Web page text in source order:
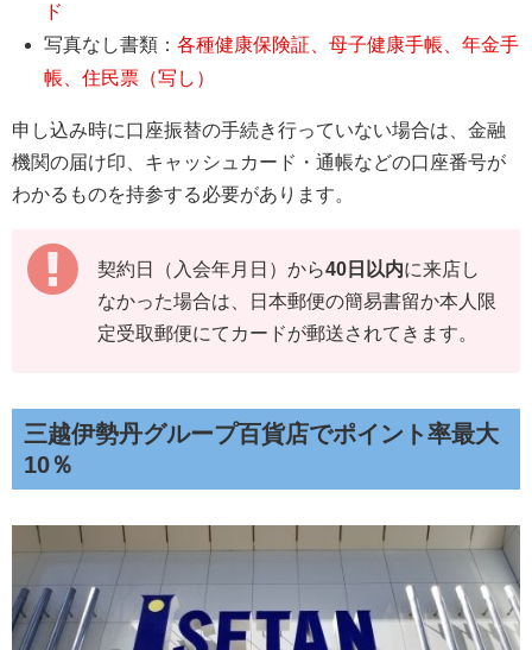
ド
写真なし書類：各種健康保険証、母子健康手帳、年金手
帳、住民票（写し）
申し込み時に口座振替の手続き行っていない場合は、金融
機関の届け印、キャッシュカード・通帳などの口座番号が
わかるものを持参する必要があります。
契約日（入会年月日）から40日以内に来店し
なかった場合は、日本郵便の簡易書留か本人限
定受取郵便にてカードが郵送されてきます。
三越伊勢丹グループ百貨店でポイント率最大
10％